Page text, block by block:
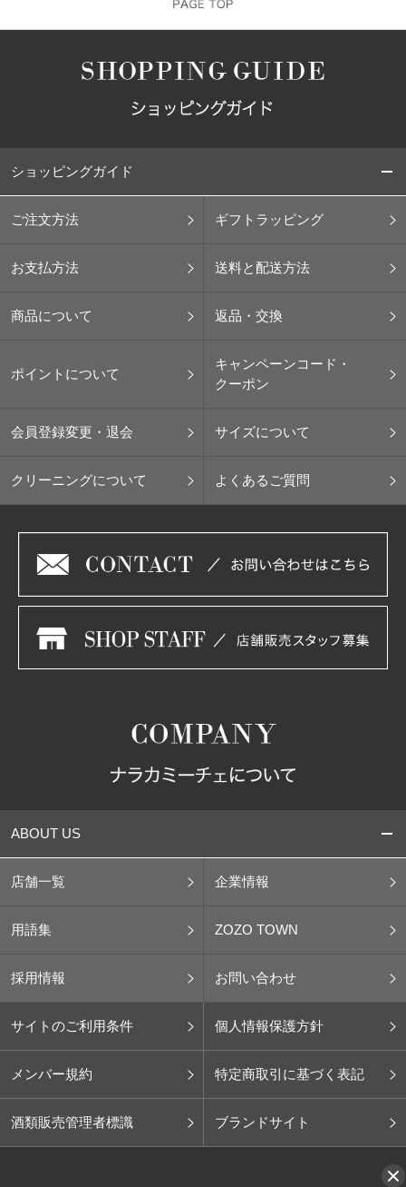
ショッピングガイド
ご注文方法 ギフトラッピング
お支払方法 送料と配送方法
商品について 返品・交換
ポイントについて
キャンペーンコード・
クーポン
会員登録変更・退会 サイズについて
クリーニングについて よくあるご質問
ABOUT US
店舗一覧 企業情報
用語集 ZOZO TOWN
採用情報 お問い合わせ
サイトのご利用条件 個人情報保護方針
メンバー規約 特定商取引に基づく表記
酒類販売管理者標識 ブランドサイト